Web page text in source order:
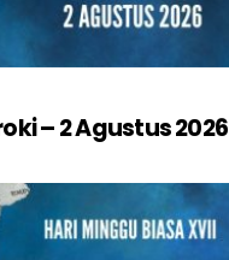
– 2 Agustus 2026